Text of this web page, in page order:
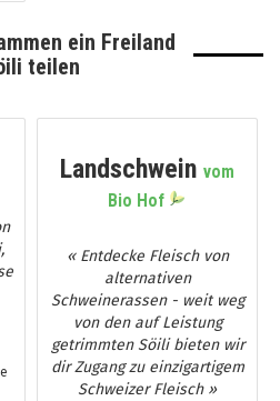
ein Freiland
teilen
Landschwein vom
Bio Hof
« Entdecke Fleisch von
alternativen
Schweinerassen - weit weg
von den auf Leistung
getrimmten Söili bieten wir
dir Zugang zu einzigartigem
Schweizer Fleisch »